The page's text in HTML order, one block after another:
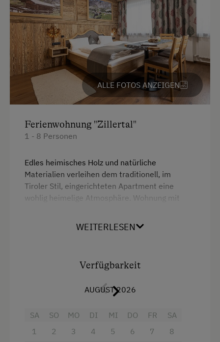
Kostenlose Parkplätze
Am Betrieb
Ab-Hof-Verkauf
Almabtrieb
Bauernstube
Familienanschluss
Garten/Wiese
Hofeigene Produkte
Mithilfe am Hof
Obstgarten
Spielgefährten
Stallbekleidung
Kinder-Ausstattung
ALLE FOTOS ANZEIGEN
Ferienwohnung "Zillertal"
1 - 8 Personen
Edles heimisches Holz und natürliche
Materialien verleihen dem traditionell, im
Tiroler Stil, eingerichteten Apartment eine
wohlig heimelige Atmosphäre. Wohnung mit
einem eigenen LCD-TV. Schnelles W-Lan.
Backofen
WEITERLESEN
Verfügbarkeit
AUGUST 2026
SA
1
SO
2
MO
3
DI
4
MI
5
DO
6
FR
7
SA
8